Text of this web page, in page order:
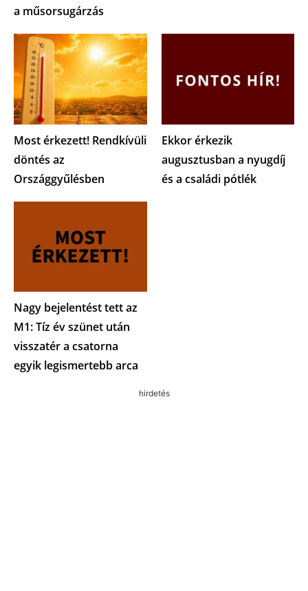
a műsorsugárzás
Most érkezett! Rendkívüli
döntés az
Országgyűlésben
Ekkor érkezik
augusztusban a nyugdíj
és a családi pótlék
Nagy bejelentést tett az
M1: Tíz év szünet után
visszatér a csatorna
egyik legismertebb arca
hirdetés